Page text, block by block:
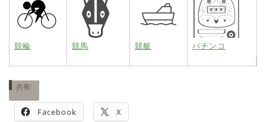
競輪 競馬 競艇 パチンコ
共有:
Facebook X